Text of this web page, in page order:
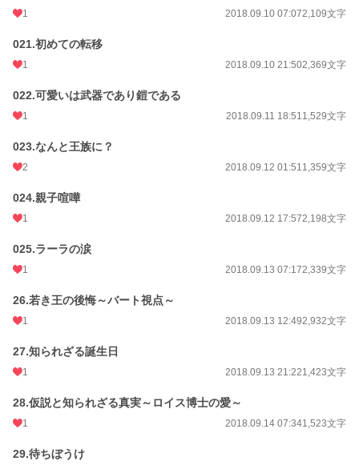
1 2018.09.10 07:072,109文字
021.初めての転移
1 2018.09.10 21:502,369文字
022.可愛いは武器であり鎧である
1 2018.09.11 18:511,529文字
023.なんと王族に？
2 2018.09.12 01:511,359文字
024.親子喧嘩
1 2018.09.12 17:572,198文字
025.ラーラの涙
1 2018.09.13 07:172,339文字
26.若き王の後悔～バート視点～
1 2018.09.13 12:492,932文字
27.知られざる誕生日
1 2018.09.13 21:221,423文字
28.仮説と知られざる真実～ロイス博士の愛～
1 2018.09.14 07:341,523文字
29.待ちぼうけ